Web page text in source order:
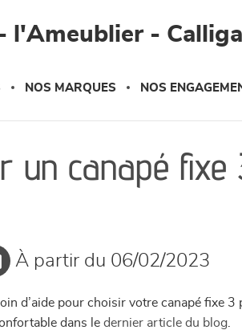
l'Ameublier -
NOS MARQUES NOS
un canapé fixe
À partir du 06/02/2023
d’aide pour choisir votre canapé fixe
dans ledernier article du blog